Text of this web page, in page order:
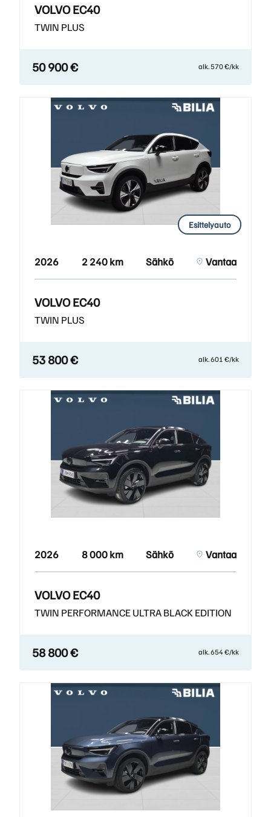
VOLVO EC40
TWIN PLUS
50 900 € alk. 570 €/kk
Esittelyauto
2026 2 240 km Sähkö Vantaa
VOLVO EC40
TWIN PLUS
53 800 € alk. 601 €/kk
2026 8 000 km Sähkö Vantaa
VOLVO EC40
TWIN PERFORMANCE ULTRA BLACK EDITION
58 800 € alk. 654 €/kk